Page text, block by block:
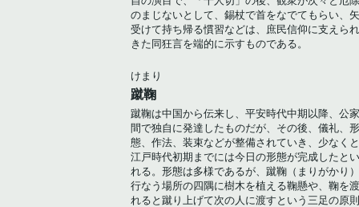
のまじないとして、錫杖で首をなでてもらい、
受けて持ち帰る慣習などは、庶民信仰に支えら
きた同狂言を端的に示すものである。
けまり
蹴鞠
蹴鞠は中国から伝来し、平安時代中期以降、公
間で独自に発達したものだが、その後、儀礼、形
態、作法、装束などが整備されていき、少なく
江戸時代初期までには今日の形態が完成したと
れる。形態は多様であるが、蹴鞠（まりがかり
行なう場所の四隅に樹木を植える鞠懸や、鞠を
れると蹴り上げて次の人に渡すという三足の原